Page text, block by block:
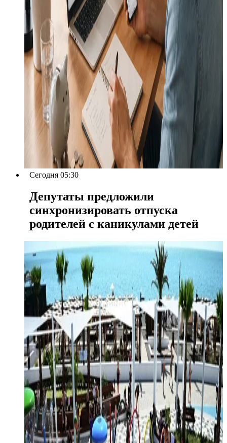
Сегодня 05:30
Депутаты предложили
синхронизировать отпуска
родителей с каникулами детей